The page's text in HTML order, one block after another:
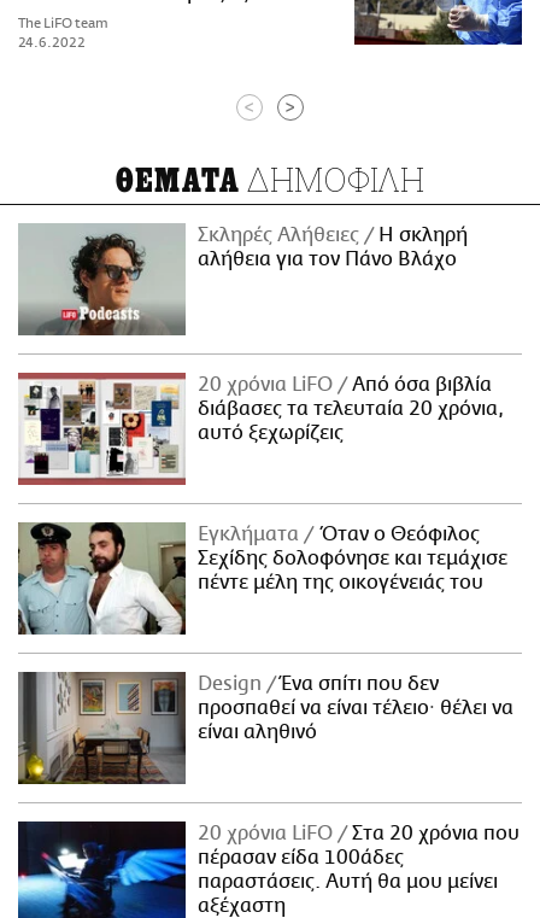
The LiFO team
24.6.2022
< >
ΘΕΜΑΤΑ ΔΗΜΟΦΙΛΗ
Σκληρές Αλήθειες
H σκληρή
αλήθεια για τον Πάνο Βλάχο
20 χρόνια LiFO
Από όσα βιβλία
διάβασες τα τελευταία 20 χρόνια,
αυτό ξεχωρίζεις
Εγκλήματα
Όταν ο Θεόφιλος
Σεχίδης δολοφόνησε και τεμάχισε
πέντε μέλη της οικογένειάς του
Design
Ένα σπίτι που δεν
προσπαθεί να είναι τέλειο· θέλει να
είναι αληθινό
20 χρόνια LiFO
Στα 20 χρόνια που
πέρασαν είδα 100άδες
παραστάσεις. Αυτή θα μου μείνει
αξέχαστη